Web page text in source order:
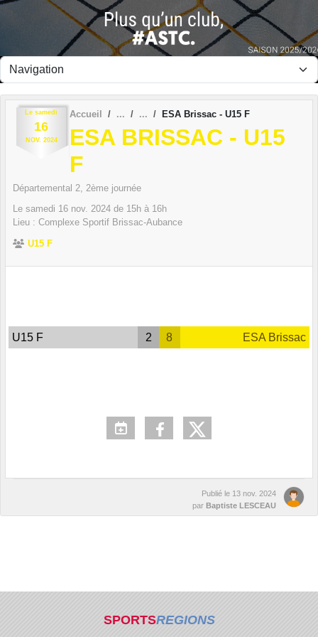
Le samedi
16
NOV. 2024
Accueil ESA Brissac - U15 F
ESA BRISSAC - U15
F
Départemental 2, 2ème journée
Le samedi 16 nov. 2024 de 15h à 16h
Lieu : Complexe Sportif Brissac-Aubance
U15 F
U15 F 2 8 ESA Brissac
Publié le 13 nov. 2024
par Baptiste LESCEAU
SPORTSREGIONS
Panneau de gestion des cookies